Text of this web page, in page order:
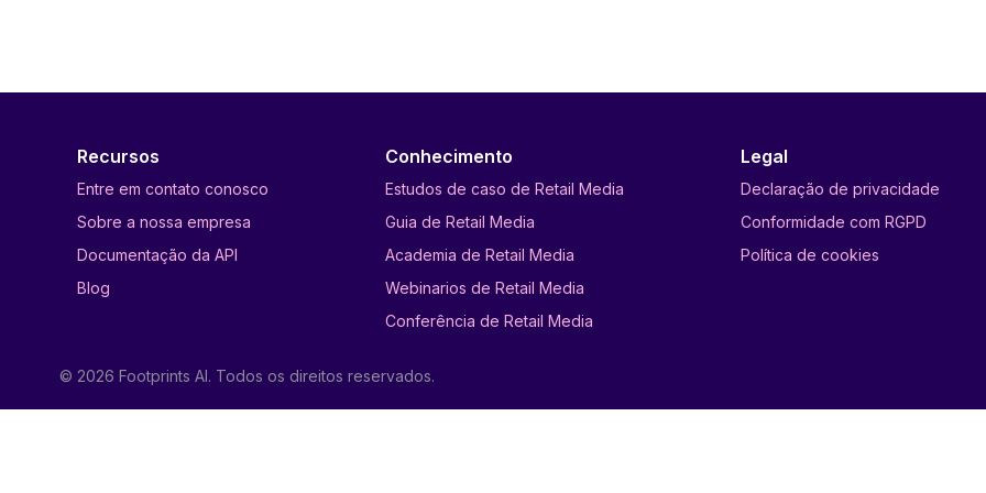
Recursos
Entre em contato conosco
Sobre a nossa empresa
Documentação da API
Blog
Conhecimento
Estudos de caso de Retail Media
Guia de Retail Media
Academia de Retail Media
Webinarios de Retail Media
Conferência de Retail Media
Legal
Declaração de privacidade
Conformidade com RGPD
Política de cookies
© 2026 Footprints AI. Todos os direitos reservados.